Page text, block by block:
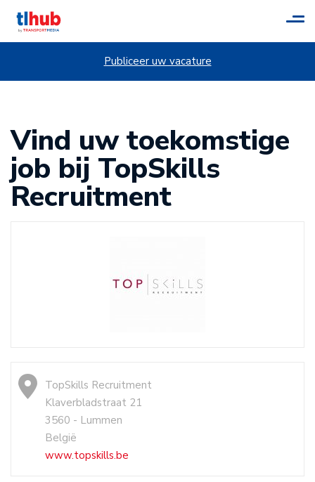
Publiceer uw vacature
Vind uw toekomstige
job bij TopSkills
Recruitment
TopSkills Recruitment
Klaverbladstraat 21
3560 - Lummen
België
www.topskills.be